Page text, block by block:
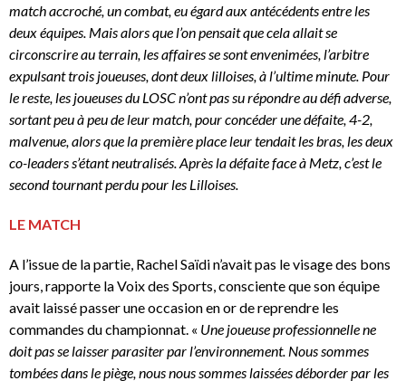
match accroché, un combat, eu égard aux antécédents entre les
deux équipes. Mais alors que l’on pensait que cela allait se
circonscrire au terrain, les affaires se sont envenimées, l’arbitre
expulsant trois joueuses, dont deux lilloises, à l’ultime minute. Pour
le reste, les joueuses du LOSC n’ont pas su répondre au défi adverse,
sortant peu à peu de leur match, pour concéder une défaite, 4-2,
malvenue, alors que la première place leur tendait les bras, les deux
co-leaders s’étant neutralisés. Après la défaite face à Metz, c’est le
second tournant perdu pour les Lilloises.
LE MATCH
A l’issue de la partie, Rachel Saïdi n’avait pas le visage des bons
jours, rapporte la Voix des Sports, consciente que son équipe
avait laissé passer une occasion en or de reprendre les
commandes du championnat. « Une joueuse professionnelle ne
doit pas se laisser parasiter par l’environnement. Nous sommes
tombées dans le piège, nous nous sommes laissées déborder par les